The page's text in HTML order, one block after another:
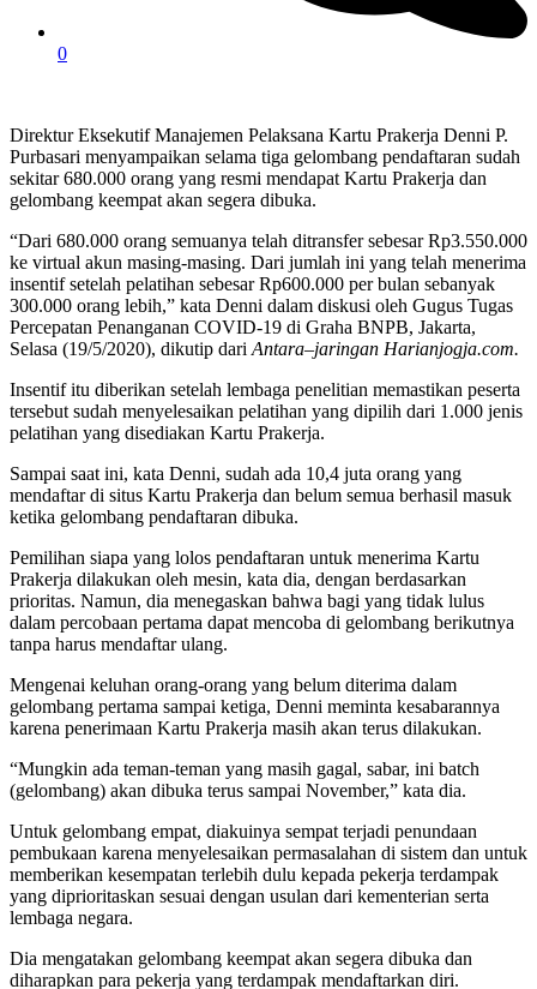
0
Direktur Eksekutif Manajemen Pelaksana Kartu Prakerja Denni P.
Purbasari menyampaikan selama tiga gelombang pendaftaran sudah
sekitar 680.000 orang yang resmi mendapat Kartu Prakerja dan
gelombang keempat akan segera dibuka.
“Dari 680.000 orang semuanya telah ditransfer sebesar Rp3.550.000
ke virtual akun masing-masing. Dari jumlah ini yang telah menerima
insentif setelah pelatihan sebesar Rp600.000 per bulan sebanyak
300.000 orang lebih,” kata Denni dalam diskusi oleh Gugus Tugas
Percepatan Penanganan COVID-19 di Graha BNPB, Jakarta,
Selasa (19/5/2020), dikutip dariAntara–jaringan Harianjogja.com.
Insentif itu diberikan setelah lembaga penelitian memastikan peserta
tersebut sudah menyelesaikan pelatihan yang dipilih dari 1.000 jenis
pelatihan yang disediakan Kartu Prakerja.
Sampai saat ini, kata Denni, sudah ada 10,4 juta orang yang
mendaftar di situs Kartu Prakerja dan belum semua berhasil masuk
ketika gelombang pendaftaran dibuka.
Pemilihan siapa yang lolos pendaftaran untuk menerima Kartu
Prakerja dilakukan oleh mesin, kata dia, dengan berdasarkan
prioritas. Namun, dia menegaskan bahwa bagi yang tidak lulus
dalam percobaan pertama dapat mencoba di gelombang berikutnya
tanpa harus mendaftar ulang.
Mengenai keluhan orang-orang yang belum diterima dalam
gelombang pertama sampai ketiga, Denni meminta kesabarannya
karena penerimaan Kartu Prakerja masih akan terus dilakukan.
“Mungkin ada teman-teman yang masih gagal, sabar, ini batch
(gelombang) akan dibuka terus sampai November,” kata dia.
Untuk gelombang empat, diakuinya sempat terjadi penundaan
pembukaan karena menyelesaikan permasalahan di sistem dan untuk
memberikan kesempatan terlebih dulu kepada pekerja terdampak
yang diprioritaskan sesuai dengan usulan dari kementerian serta
lembaga negara.
Dia mengatakan gelombang keempat akan segera dibuka dan
diharapkan para pekerja yang terdampak mendaftarkan diri.